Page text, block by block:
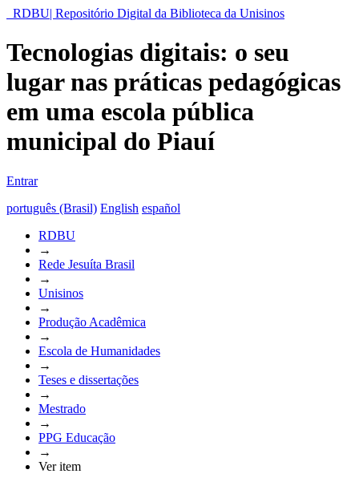
RDBU| Repositório Digital da Biblioteca da Unisinos
Tecnologias digitais: o seu
lugar nas práticas pedagógicas
em uma escola pública
municipal do Piauí
Entrar
português (Brasil) English español
RDBU
→
Rede Jesuíta Brasil
→
Unisinos
→
Produção Acadêmica
→
Escola de Humanidades
→
Teses e dissertações
→
Mestrado
→
PPG Educação
→
Ver item